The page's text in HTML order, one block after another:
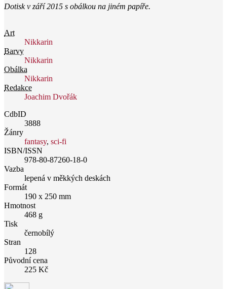
Dotisk v září 2015 s obálkou na jiném papíře.
Art
Nikkarin
Barvy
Nikkarin
Obálka
Nikkarin
Redakce
Joachim Dvořák
CdbID
3888
Žánry
fantasy, sci-fi
ISBN/ISSN
978-80-87260-18-0
Vazba
lepená v měkkých deskách
Formát
190 x 250 mm
Hmotnost
468 g
Tisk
černobílý
Stran
128
Původní cena
225 Kč